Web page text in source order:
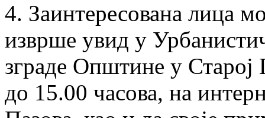
4. Заинтересована лица
изврше увид у
зграде Општине у
до 15.00 часова, на